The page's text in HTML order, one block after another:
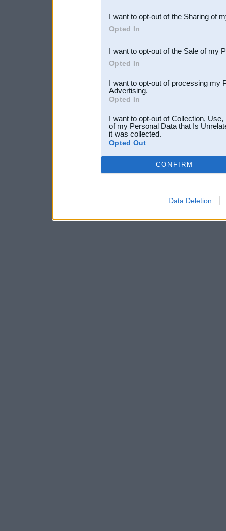
Downstream Participants
third parties.
I want to opt-out of the Sharing of
Opted In
I want to opt-out of the Sale of my
Opted In
I want to opt-out of processing my
Advertising.
Opted In
I want to opt-out of Collection,
of my Personal Data that Is
it was collected.
Opted Out
CONFIRM
Data Deletion